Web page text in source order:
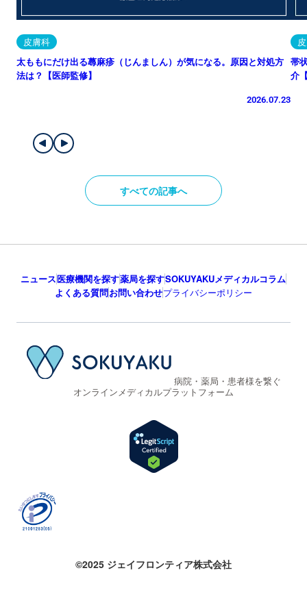
皮膚科
太ももにだけ出る蕁麻疹（じんましん）が気になる。原因と対処方
法は？【医師監修】
2026.07.23
帯
介
すべての記事へ
ニュース医療機関を探す薬局を探すSOKUYAKUメディカルコラム
よくある質問お問い合わせプライバシーポリシー
病院・薬局・患者様を繋ぐ
オンラインメディカルプラットフォーム
©2025 ジェイフロンティア株式会社